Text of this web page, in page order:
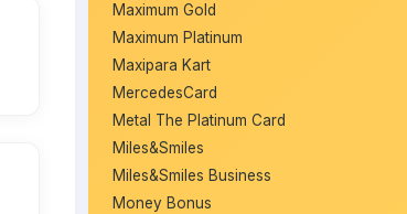
Maximum Gold
Maximum Platinum
Maxipara Kart
MercedesCard
Metal The Platinum Card
Miles&Smiles
Miles&Smiles Business
Money Bonus